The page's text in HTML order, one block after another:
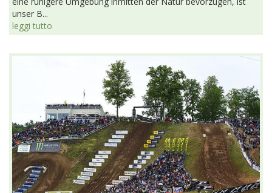
unser B...
leggi tutto